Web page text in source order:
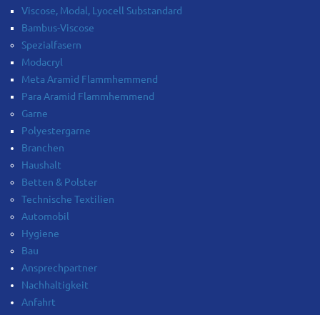
Viscose, Modal, Lyocell Substandard
Bambus-Viscose
Spezialfasern
Modacryl
Meta Aramid Flammhemmend
Para Aramid Flammhemmend
Garne
Polyestergarne
Branchen
Haushalt
Betten & Polster
Technische Textilien
Automobil
Hygiene
Bau
Ansprechpartner
Nachhaltigkeit
Anfahrt